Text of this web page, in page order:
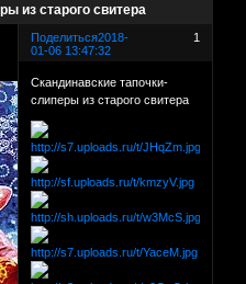
из старого свитера
Поделиться 1
2018-
01-06 13:47:32
Скандинавские тапочки-
слиперы из старого свитера